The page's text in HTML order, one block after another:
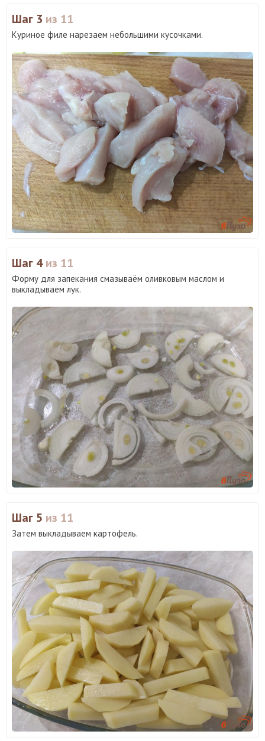
Шаг 3 из 11
Куриное филе нарезаем небольшими кусочками.
Шаг 4из 11
Форму для запекания смазываём оливковым маслом и
выкладываем лук.
Шаг 5 из 11
Затем выкладываем картофель.